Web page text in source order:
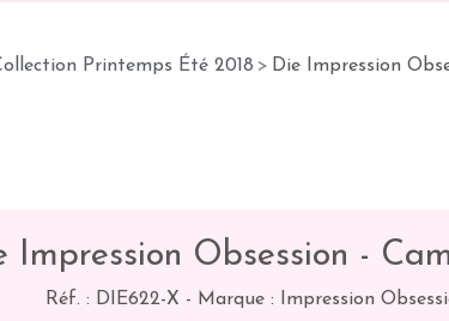
Printemps Été 2018 > Die Impression
Impression Obsession -
Réf. : DIE622-X - Marque : Impression